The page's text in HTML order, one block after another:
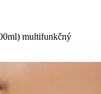
multifunkčný